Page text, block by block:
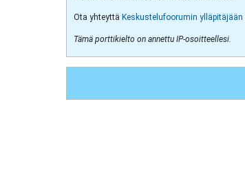
Ota yhteyttä Keskustelufoorumin ylläpitäjään
Tämä porttikielto on annettu IP-osoitteellesi.